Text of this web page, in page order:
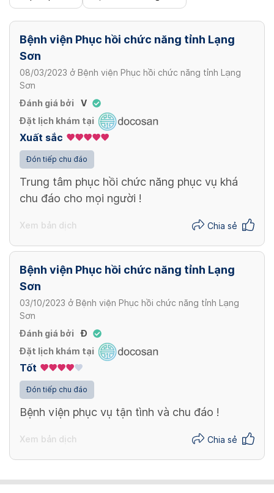
60,000 VND/ Lần
Bệnh viện Phục hồi chức năng tỉnh Lạng
Sơn
08/03/2023 ở Bệnh viện Phục hồi chức năng tỉnh Lạng
Sơn
Đánh giá bởi
V
Đặt lịch khám tại
Xuất sắc
Đón tiếp chu đáo
Trung tâm phục hồi chức năng phục vụ khá
chu đáo cho mọi người !
Xem bản dịch Chia sẻ
Bệnh viện Phục hồi chức năng tỉnh Lạng
Sơn
03/10/2023 ở Bệnh viện Phục hồi chức năng tỉnh Lạng
Sơn
Đánh giá bởi
Đ
Đặt lịch khám tại
Tốt
Đón tiếp chu đáo
Bệnh viện phục vụ tận tình và chu đáo !
Xem bản dịch Chia sẻ